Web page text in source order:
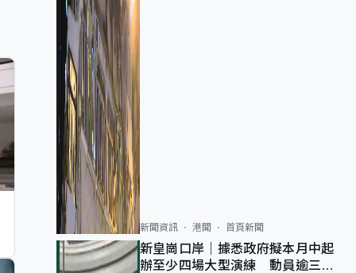
新聞資訊 港聞 首頁新聞
新皇崗口岸｜據悉政府擬本月中起
辦至少四場大型演練 動員逾三萬